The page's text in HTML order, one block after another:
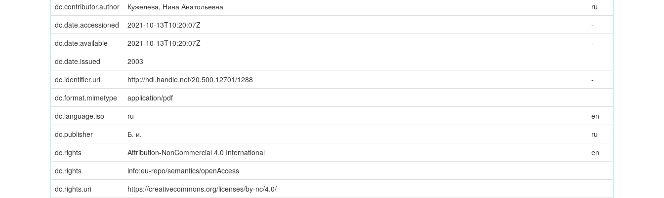
dc.contributor.author
Кужелева, Нина Анатольевна
ru
dc.date.accessioned
2021-10-13T10:20:07Z
-
dc.date.available
2021-10-13T10:20:07Z
-
dc.date.issued
2003
dc.identifier.uri
http://hdl.handle.net/20.500.12701/1288
-
dc.format.mimetype
application/pdf
dc.language.iso
ru
en
dc.publisher
Б. и.
ru
dc.rights
Attribution-NonCommercial 4.0 International
en
dc.rights
info:eu-repo/semantics/openAccess
dc.rights.uri
https://creativecommons.org/licenses/by-nc/4.0/